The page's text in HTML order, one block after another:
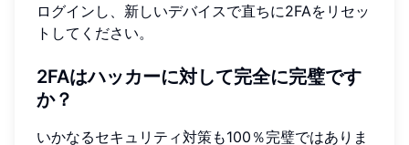
ログインし、新しいデバイスで直ちに2FAをリセッ
トしてください。
2FAはハッカーに対して完全に完璧です
か？
いかなるセキュリティ対策も100％完璧ではありま